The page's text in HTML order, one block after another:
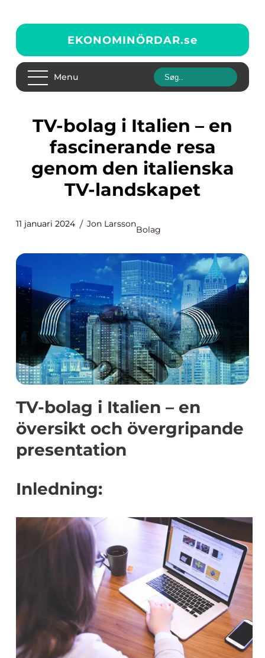
EKONOMINÖRDAR.se
Menu
TV-bolag i Italien – en
fascinerande resa
genom den italienska
TV-landskapet
11 januari 2024 Jon Larsson
Bolag
TV-bolag i Italien – en
översikt och övergripande
presentation
Inledning: